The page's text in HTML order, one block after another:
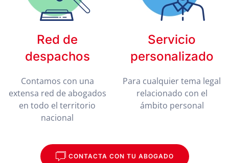
Red de
despachos
Contamos con una
extensa red de abogados
en todo el territorio
nacional
Servicio
personalizado
Para cualquier tema legal
relacionado con el
ámbito personal
CONTACTA CON TU ABOGADO